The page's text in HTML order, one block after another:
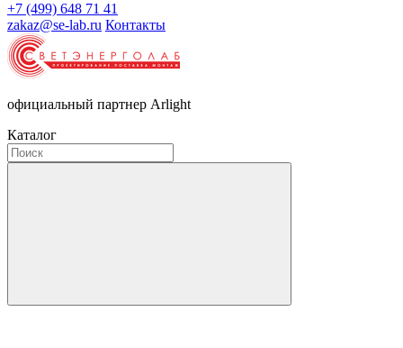
+7 (499) 648 71 41
zakaz@se-lab.ru Контакты
официальный партнер Arlight
Каталог